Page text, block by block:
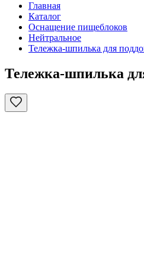
Главная
Каталог
Оснащение пищеблоков
Нейтральное
Тележка-шпилька для
Тележка-шпилька